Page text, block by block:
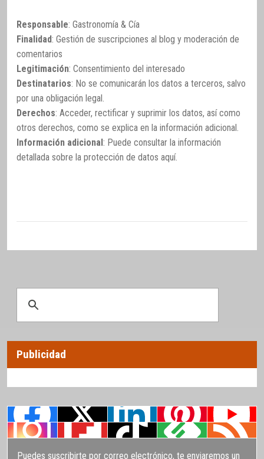
Responsable: Gastronomía & Cía
Finalidad: Gestión de suscripciones al blog y moderación de
comentarios
Legitimación: Consentimiento del interesado
Destinatarios: No se comunicarán los datos a terceros, salvo
por una obligación legal.
Derechos: Acceder, rectificar y suprimir los datos, así como
otros derechos, como se explica en la información adicional.
Información adicional: Puede consultar la información
detallada sobre la protección de datos aquí.
Publicidad
Puedes suscribirte por correo electrónico, te enviaremos un